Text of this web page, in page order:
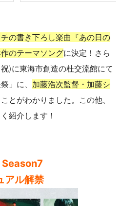
の書き下ろし楽曲『あの日の
のテーマソングに決定！さら
)に東海市創造の杜交流館にて
」に、 加藤浩次監督・加藤シ
とがわかりました。この他、
紹介します！
Season7
アル解禁